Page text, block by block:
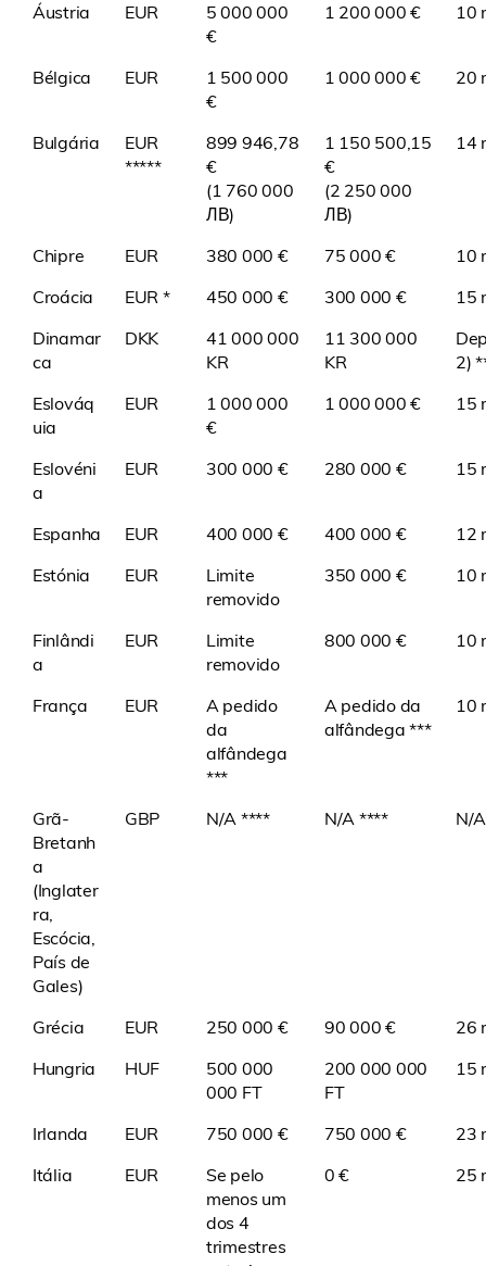
Áustria EUR
5 000 000
€
1 200 000 € 10
Bélgica EUR
1 500 000
€
1 000 000 € 20
Bulgária
EUR
*****
899 946,78
€
(1 760 000
ЛВ)
1 150 500,15
€
(2 250 000
ЛВ)
14
Chipre EUR 380 000 € 75 000 €
10
Croácia
EUR * 450 000 € 300 000 €
15
Dinamar
ca
DKK
41 000 000
KR
11 300 000
KR
2)
Eslováq
uia
EUR
1 000 000
€
1 000 000 € 15
Eslovéni
a
EUR 300 000 € 280 000 € 15
Espanha EUR 400 000 € 400 000 €
12
Estónia
EUR
Limite
removido
350 000 € 10
Finlândi
a
EUR
Limite
removido
800 000 € 10
França EUR
A pedido
da
alfândega
***
A pedido da
alfândega ***
10
Grã-
Bretanh
a
(Inglater
ra,
Escócia,
País de
Gales)
GBP N/A **** N/A **** N/
Grécia EUR 250 000 € 90 000 €
26
Hungria
HUF
500 000
000 FT
200 000 000
FT
15
Irlanda EUR 750 000 € 750 000 €
23
Itália
EUR
Se pelo
menos um
dos 4
trimestres
0 € 25